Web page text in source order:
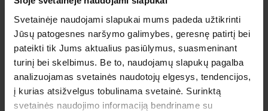
Svetainėje naudojami slapukai mums padeda užtikrinti
Jūsų patogesnes naršymo galimybes, geresnę patirtį bei
pateikti tik Jums aktualius pasiūlymus, suasmeninant
turinį bei skelbimus. Be to, naudojamų slapukų pagalba
analizuojamas svetainės naudotojų elgesys, tendencijos,
į kurias atsižvelgus tobulinama svetainė. Surinktą
svetainės naudojimo informaciją bendriname su
Sutinku su privatumo politika
Patvirtinu, kad man yra 14 metų ar daugiau